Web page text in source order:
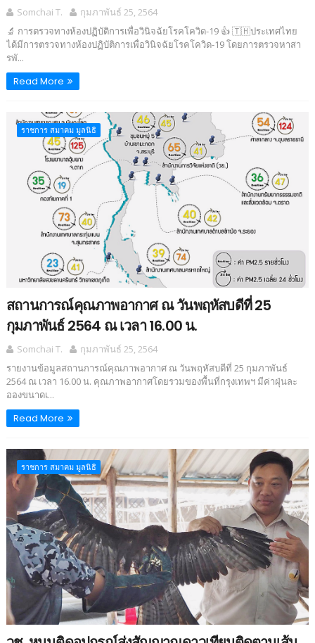
Somchai T.
กุมภาพันธ์ 25, 2564
🔬 การตรวจทางห้องปฏิบัติการเพื่อวินิจฉัยโรคโควิด-19 👍 🇹🇭ประเทศไทย
ได้มีการตรวจทางห้องปฏิบัติการเพื่อวินิจฉัยโรคโควิด-19 โดยการตรวจหาสา
รพั...
Read More
ราชการ สมาคม มูลนิธิ
สถานการณ์คุณภาพอากาศ ณ วันพฤหัสบดีที่ 25
กุมภาพันธ์ 2564 ณ เวลา 16.00 น.
Somchai T.
กุมภาพันธ์ 25, 2564
รายงานข้อมูลสถานการณ์คุณภาพอากาศ ณ วันพฤหัสบดีที่ 25 กุมภาพันธ์
2564 ณ เวลา 16.00 น. คุณภาพอากาศโดยรวมของพื้นที่กรุงเทพฯ มีค่าฝุ่นละ
อองขนาดเ...
Read More
ราชการ สมาคม มูลนิธิ